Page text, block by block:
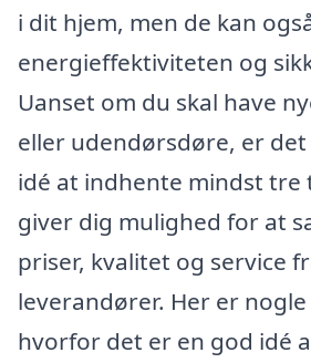
i dit hjem, men de kan
energieffektiviteten og
Uanset om du skal have
eller udendørsdøre, er
idé at indhente mindst tre
giver dig mulighed for at
priser, kvalitet og service
leverandører. Her er
hvorfor det er en god idé